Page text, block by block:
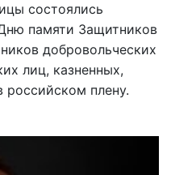
состоялись
памяти Защитников
добровольческих
лиц, казненных,
российском плену.